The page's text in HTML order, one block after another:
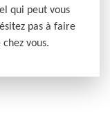
qui peut vous
pas à faire
vous.